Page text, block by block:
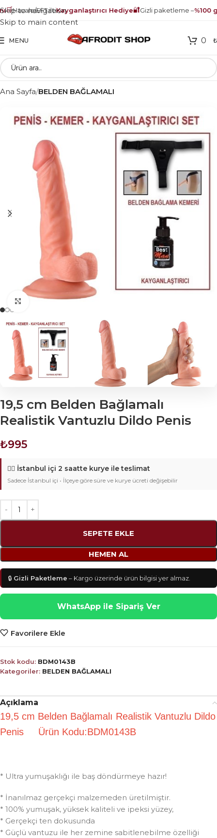
🛒Havale/EFT ileKayganlaştırıcı Hediye🔐Gizli paketleme –%100
Skip to navigation
Skip to main content
MENU 0 ₺
Ana Sayfa BELDEN BAĞLAMALI
Click to enlarge
19,5 cm Belden Bağlamalı
Realistik Vantuzlu Dildo Penis
₺995
🚴‍♂️ İstanbul içi 2 saatte kurye ile teslimat
Sadece İstanbul içi • İlçeye göre süre ve kurye ücreti değişebilir
SEPETE EKLE
HEMEN AL
🔒 Gizli Paketleme – Kargo üzerinde ürün bilgisi yer almaz.
WhatsApp ile Sipariş Ver
Favorilere Ekle
Stok kodu: BDM0143B
Kategoriler: BELDEN BAĞLAMALI
Açıklama
19,5 cm Belden Bağlamalı Realistik Vantuzlu Dildo
Penis Ürün Kodu:BDM0143B
* Ultra yumuşaklığı ile baş döndürmeye hazır!
* İnanılmaz gerçekçi malzemeden üretilmiştir.
* 100% yumuşak, yüksek kaliteli ve ipeksi yüzey,
* Gerçekçi ten dokusunda
* Güçlü vantuzu ile her zemine sabitlenebilme özelliği